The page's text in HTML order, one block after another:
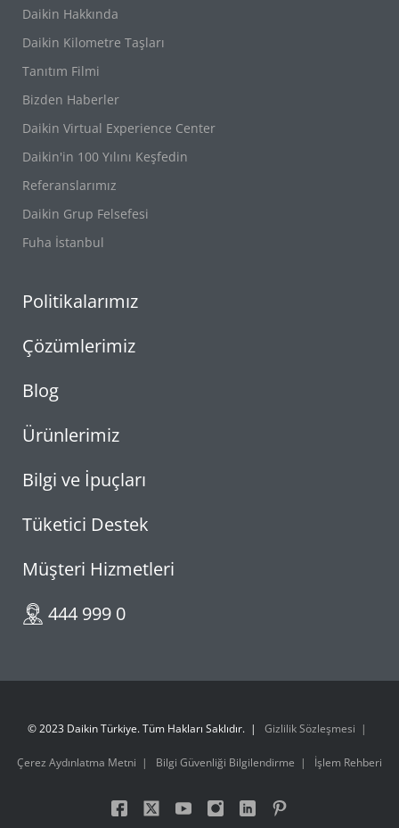
Daikin Hakkında
Daikin Kilometre Taşları
Tanıtım Filmi
Bizden Haberler
Daikin Virtual Experience Center
Daikin'in 100 Yılını Keşfedin
Referanslarımız
Daikin Grup Felsefesi
Fuha İstanbul
Politikalarımız
Çözümlerimiz
Blog
Ürünlerimiz
Bilgi ve İpuçları
Tüketici Destek
Müşteri Hizmetleri
444 999 0
© 2023 Daikin Türkiye. Tüm Hakları Saklıdır. Gizlilik Sözleşmesi
Çerez Aydınlatma Metni Bilgi Güvenliği Bilgilendirme İşlem Rehberi